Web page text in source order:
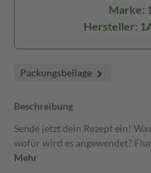
Marke:
Hersteller:
Packungsbeilage
Beschreibung
Sende jetzt dein Rezept ein!
wofür wird es angewendet?
Mehr